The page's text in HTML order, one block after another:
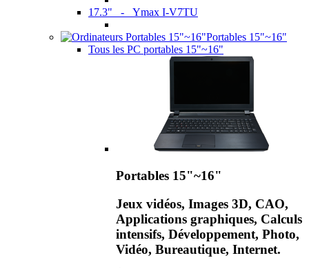
17.3" - Ymax I-V7TU
Portables 15"~16"
Tous les PC portables 15"~16"
Portables 15"~16"
Jeux vidéos, Images 3D, CAO,
Applications graphiques, Calculs
intensifs, Développement, Photo,
Vidéo, Bureautique, Internet.